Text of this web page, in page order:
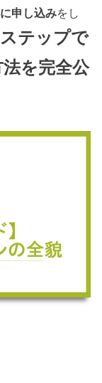
申し込みをし
テップで
を完全公